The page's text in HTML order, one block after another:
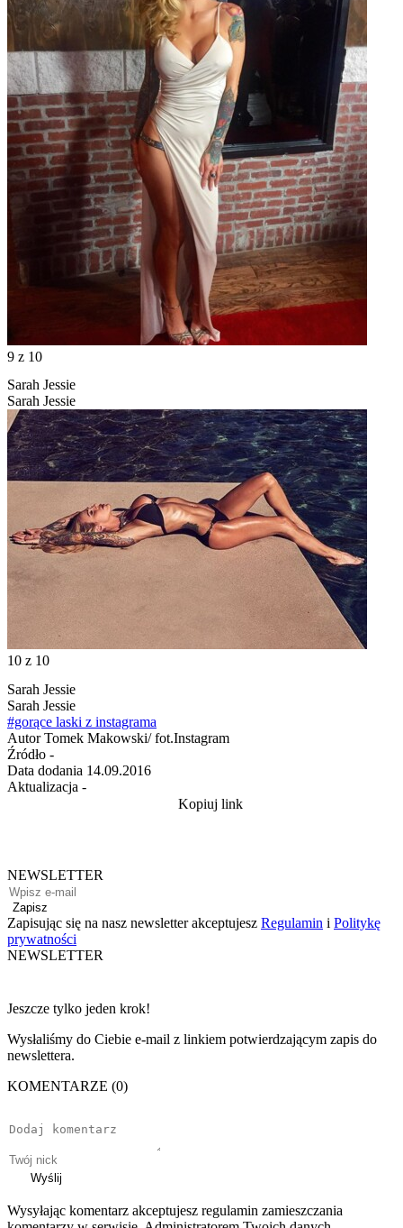
9 z 10
Sarah Jessie
Sarah Jessie
10 z 10
Sarah Jessie
Sarah Jessie
#gorące laski z instagrama
Autor Tomek Makowski/ fot.Instagram
Źródło -
Data dodania 14.09.2016
Aktualizacja -
Kopiuj link
NEWSLETTER
Zapisz
Zapisując się na nasz newsletter akceptujesz Regulamin i Politykę
prywatności
NEWSLETTER
Jeszcze tylko jeden krok!
Wysłaliśmy do Ciebie e-mail z linkiem potwierdzającym zapis do
newslettera.
KOMENTARZE (0)
Wyślij
Wysyłając komentarz akceptujesz regulamin zamieszczania